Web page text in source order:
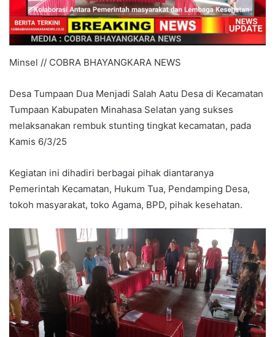
Minsel // COBRA BHAYANGKARA NEWS
Desa Tumpaan Dua Menjadi Salah Aatu Desa di Kecamatan
Tumpaan Kabupaten Minahasa Selatan yang sukses
melaksanakan rembuk stunting tingkat kecamatan, pada
Kamis 6/3/25
Kegiatan ini dihadiri berbagai pihak diantaranya
Pemerintah Kecamatan, Hukum Tua, Pendamping Desa,
tokoh masyarakat, toko Agama, BPD, pihak kesehatan.